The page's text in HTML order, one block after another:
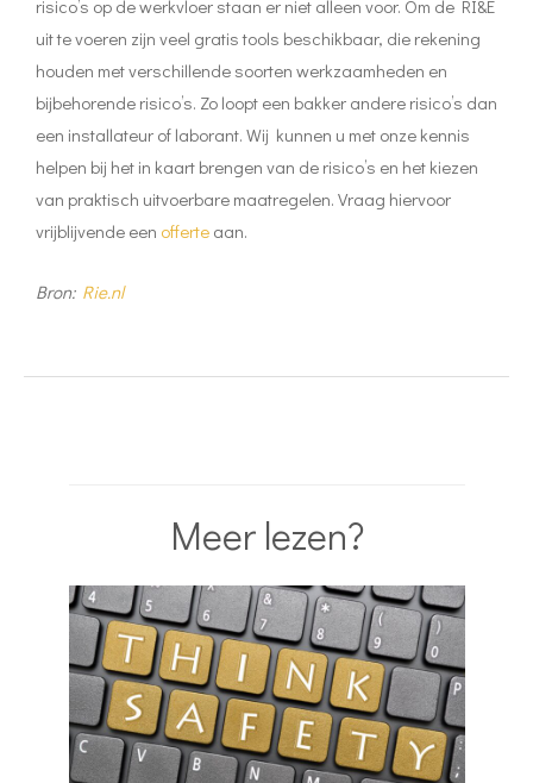
risico’s op de werkvloer staan er niet alleen voor. Om de RI&E
uit te voeren zijn veel gratis tools beschikbaar, die rekening
houden met verschillende soorten werkzaamheden en
bijbehorende risico’s. Zo loopt een bakker andere risico’s dan
een installateur of laborant. Wij kunnen u met onze kennis
helpen bij het in kaart brengen van de risico’s en het kiezen
van praktisch uitvoerbare maatregelen. Vraag hiervoor
vrijblijvende een offerte aan.
Bron: Rie.nl
Meer lezen?